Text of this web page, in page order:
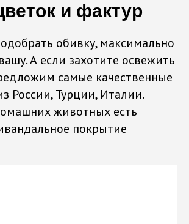
и фактур
обивку, максимально
А если захотите освежить
самые качественные
России, Турции, Италии.
животных есть
покрытие